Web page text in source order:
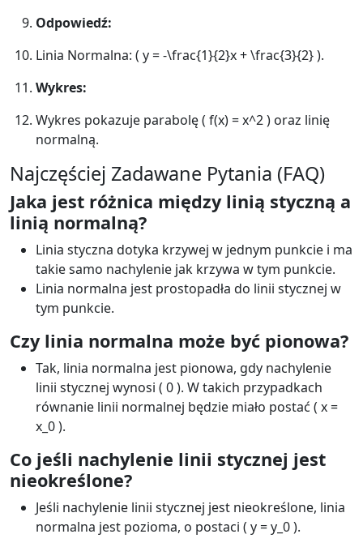
Odpowiedź:
Linia Normalna: ( y = -\frac{1}{2}x + \frac{3}{2} ).
Wykres:
Wykres pokazuje parabolę ( f(x) = x^2 ) oraz linię
normalną.
Najczęściej Zadawane Pytania (FAQ)
Jaka jest różnica między linią styczną a
linią normalną?
Linia styczna dotyka krzywej w jednym punkcie i ma
takie samo nachylenie jak krzywa w tym punkcie.
Linia normalna jest prostopadła do linii stycznej w
tym punkcie.
Czy linia normalna może być pionowa?
Tak, linia normalna jest pionowa, gdy nachylenie
linii stycznej wynosi ( 0 ). W takich przypadkach
równanie linii normalnej będzie miało postać ( x =
x_0 ).
Co jeśli nachylenie linii stycznej jest
nieokreślone?
Jeśli nachylenie linii stycznej jest nieokreślone, linia
normalna jest pozioma, o postaci ( y = y_0 ).